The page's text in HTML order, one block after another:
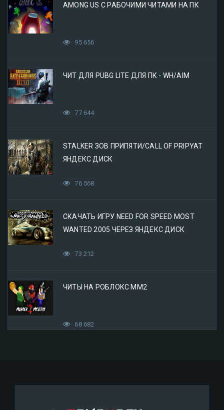
AMONG US С РАБОЧИМИ ЧИТАМИ НА ПК
95 656
ЧИТ ДЛЯ PUBG LITE ДЛЯ ПК - WH/AIM
77 644
STALKER ЗОВ ПРИПЯТИ/CALL OF PRIPYAT
ЯНДЕКС ДИСК
76 568
СКАЧАТЬ ИГРУ NEED FOR SPEED MOST
WANTED 2005 ЧЕРЕЗ ЯНДЕКС ДИСК
73 212
ЧИТЫ НА РОБЛОКС ММ2
68 682